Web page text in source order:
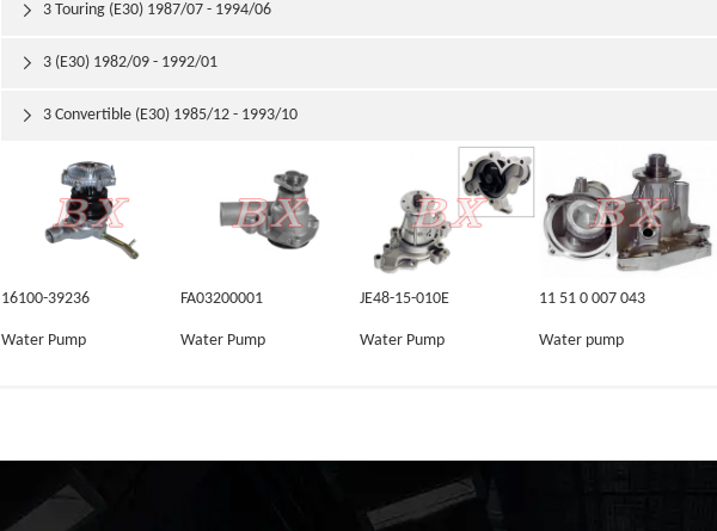
3 Touring (E30) 1987/07 - 1994/06

3 (E30) 1982/09 - 1992/01

3 Convertible (E30) 1985/12 - 1993/10

16100-39236
Water Pump
FA03200001
Water Pump
JE48-15-010E
Water Pump
11 51 0 007 043
Water pump